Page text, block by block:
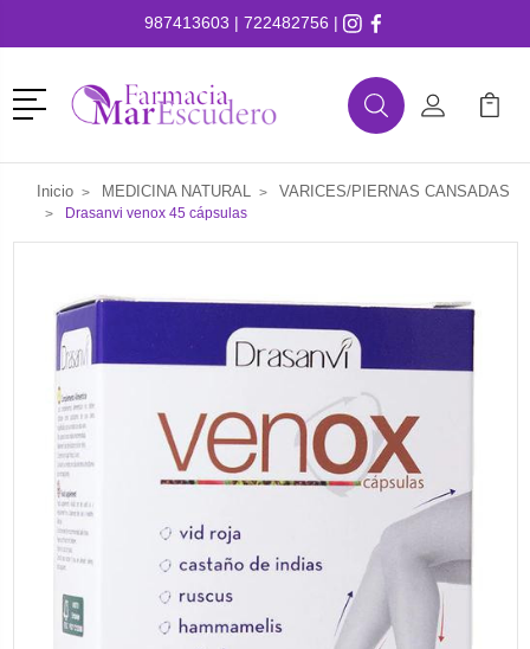
987413603 | 722482756 |
Menú
BuscarMi Cuenta
Mi
Inicio MEDICINA NATURAL VARICES/PIERNAS CANSADAS
Drasanvi venox 45 cápsulas